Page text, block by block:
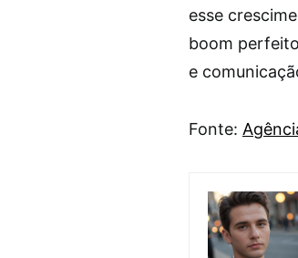
esse
boom
e
Fonte: